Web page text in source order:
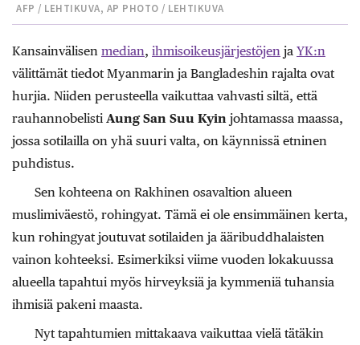
AFP / LEHTIKUVA, AP PHOTO / LEHTIKUVA
Kansainvälisen median, ihmisoikeusjärjestöjen ja YK:n
välittämät tiedot Myanmarin ja Bangladeshin rajalta ovat
hurjia. Niiden perusteella vaikuttaa vahvasti siltä, että
rauhannobelisti Aung San Suu Kyin johtamassa maassa,
jossa sotilailla on yhä suuri valta, on käynnissä etninen
puhdistus.
Sen kohteena on Rakhinen osavaltion alueen
muslimiväestö, rohingyat. Tämä ei ole ensimmäinen kerta,
kun rohingyat joutuvat sotilaiden ja ääribuddhalaisten
vainon kohteeksi. Esimerkiksi viime vuoden lokakuussa
alueella tapahtui myös hirveyksiä ja kymmeniä tuhansia
ihmisiä pakeni maasta.
Nyt tapahtumien mittakaava vaikuttaa vielä tätäkin